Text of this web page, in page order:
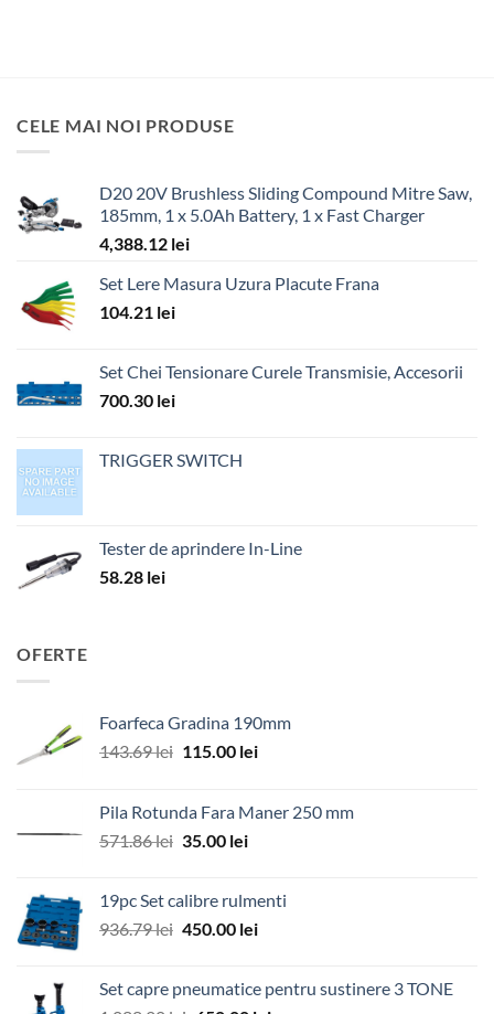
CELE MAI NOI PRODUSE
D20 20V Brushless Sliding Compound Mitre Saw,
185mm, 1 x 5.0Ah Battery, 1 x Fast Charger
4,388.12 lei
Set Lere Masura Uzura Placute Frana
104.21 lei
Set Chei Tensionare Curele Transmisie, Accesorii
700.30 lei
TRIGGER SWITCH
Tester de aprindere In-Line
58.28 lei
OFERTE
Foarfeca Gradina 190mm
143.69lei Prețul
fost:
143.69 lei.
115.00 leiPrețul
115.00 lei.
Pila Rotunda Fara Maner 250 mm
571.86lei Prețul
fost:
571.86 lei.
35.00 leiPrețul
35.00 lei.
19pc Set calibre rulmenti
936.79lei Prețul
fost:
450.00 leiPrețul
450.00 lei.
Set capre pneumatice pentru sustinere 3 TONE